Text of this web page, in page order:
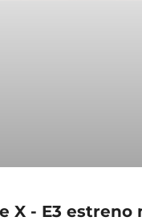
X - E3 estreno